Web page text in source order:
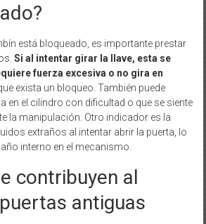
está bloqueado, es importante prestar
Si al intentar girar la llave, esta se
fuerza excesiva o no gira en
exista un bloqueo. También puede
en el cilindro con dificultad o que se siente
la manipulación. Otro indicador es la
extraños al intentar abrir la puerta, lo
interno en el mecanismo.
contribuyen al
antiguas